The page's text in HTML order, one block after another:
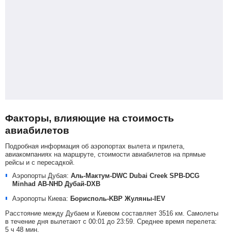
Факторы, влияющие на стоимость
авиабилетов
Подробная информация об аэропортах вылета и прилета,
авиакомпаниях на маршруте, стоимости авиабилетов на прямые
рейсы и с пересадкой.
Аэропорты Дубая: Аль-Мактум-DWC Dubai Creek SPB-DCG
Minhad AB-NHD Дубай-DXB
Аэропорты Киева: Борисполь-KBP Жуляны-IEV
Расстояние между Дубаем и Киевом составляет 3516 км. Самолеты
в течение дня вылетают с 00:01 до 23:59. Среднее время перелета:
5 ч 48 мин.